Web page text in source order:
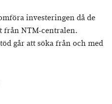
investeringen då de
från NTM-centralen.
går att söka från och med